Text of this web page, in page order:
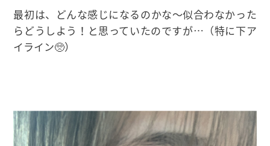
最初は、どんな感じになるのかな〜似合わなかった
らどうしよう！と思っていたのですが…（特に下ア
イライン🥺）